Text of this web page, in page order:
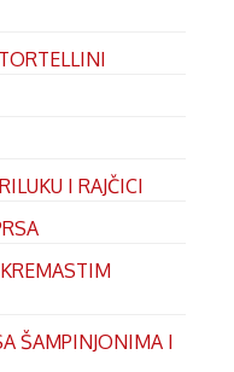
I RAJČICI
ŠAMPINJONIMA I